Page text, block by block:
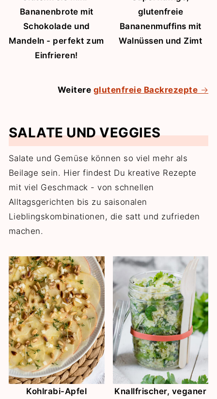
Bananenbrote mit
Schokolade und
Mandeln - perfekt zum
Einfrieren!
glutenfreie
Bananenmuffins mit
Walnüssen und Zimt
Weitere glutenfreie Backrezepte
SALATE UND VEGGIES
Salate und Gemüse können so viel mehr als
Beilage sein. Hier findest Du kreative Rezepte
mit viel Geschmack - von schnellen
Alltagsgerichten bis zu saisonalen
Lieblingskombinationen, die satt und zufrieden
machen.
Kohlrabi-Apfel Knallfrischer, veganer